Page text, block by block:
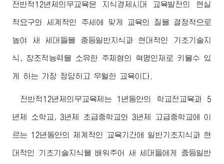
전반적12년제의무교육은 지식경제시대 교육발전의 현실
적요구와 세계적인 추세에 맞게 교육의 질을 결정적으로
높여 새 세대들을 중등일반지식과 현대적인 기초기술지
식, 창조적능력을 소유한 주체형의 혁명인재로 키울수 있
게 하는 가장 정당하고 우월한 교육이다.
전반적12년제의무교육제는 1년동안의 학교전교육과 5
년제 소학교, 3년제 초급중학교와 3년제 고급중학교에 이
르는 12년동안의 체계적인 교육기간에 일반기초지식과 현
대적인 기초기술지식을 배워주어 새 세대들에게 중등일반